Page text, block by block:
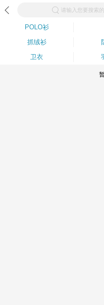
请输入您要搜索
POLO衫
抓绒衫
卫衣